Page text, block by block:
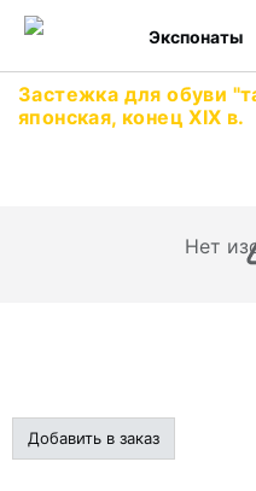
Экспонаты
Застежка для обуви
японская, конец XIX в.
Нет
Добавить в заказ